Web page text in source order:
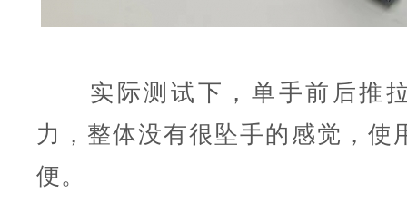
实际测试下，单手前后推
力，整体没有很坠手的感觉，使
便。